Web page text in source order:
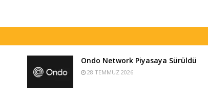
Ondo Network Piyasaya Sürüldü
28 TEMMUZ 2026